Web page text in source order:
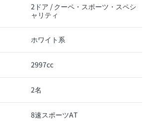
2ドア / クーペ・スポーツ・スペシ
ャリティ
ホワイト系
2997cc
2名
8速スポーツAT